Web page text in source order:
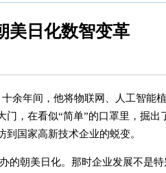
美日化数智变革
余年间，他将物联网、人工智能植
，在看似“简单”的口罩里，掘出
国家高新技术企业的蜕变。
的朝美日化。那时企业发展不是特